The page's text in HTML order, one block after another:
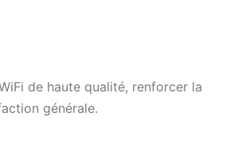
de haute qualité, renforcer la
générale.